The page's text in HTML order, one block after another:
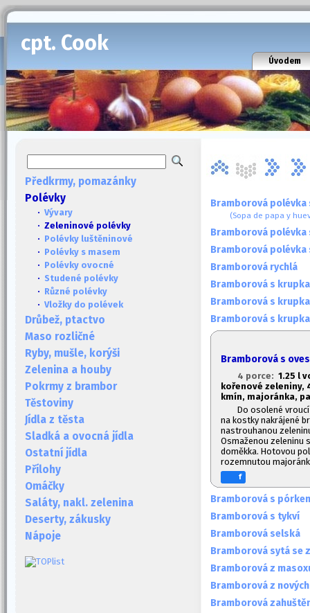
cpt. Cook
Úvodem
Předkrmy, pomazánky
Polévky
· Vývary
· Zeleninové polévky
· Polévky luštěninové
· Polévky s masem
· Polévky ovocné
· Studené polévky
· Různé polévky
· Vložky do polévek
Drůbež, ptactvo
Maso rozličné
Ryby, mušle, korýši
Zelenina a houby
Pokrmy z brambor
Těstoviny
Jídla z těsta
Sladká a ovocná jídla
Ostatní jídla
Přílohy
Omáčky
Saláty, nakl. zelenina
Deserty, zákusky
Nápoje
Bramborová polévka
(Sopa de papa y
Bramborová polévka
Bramborová polévka
Bramborová rychlá
Bramborová s
Bramborová s
Bramborová s
Bramborová s
4 porce: 1.25 l
kořenové zeleniny,
kmín, majoránka,
Do osolené
na kostky nakrájené
nastrouhanou
Osmaženou zeleninu
doměkka. Hotovou
rozemnutou
f
Bramborová s
Bramborová s tykví
Bramborová selská
Bramborová sytá se
Bramborová z
Bramborová z
Bramborová